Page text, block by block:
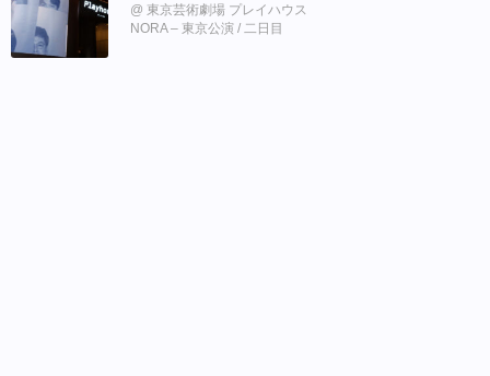
東京芸術劇場 プレイハウス
NORA – 東京公演 / 二日目